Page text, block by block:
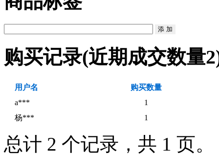
购买记录(近期成交数量2
用户名
购买数量
a***
1
杨***
1
总计 2 个记录，共 1 页。